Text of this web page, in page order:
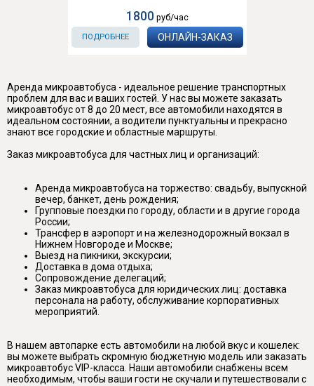
1800 руб/час
ПОДРОБНЕЕ ОНЛАЙН-ЗАКАЗ
Аренда микроавтобуса - идеальное решение транспортных
проблем для вас и ваших гостей. У нас вы можете заказать
микроавтобус от 8 до 20 мест, все автомобили находятся в
идеальном состоянии, а водители пунктуальны и прекрасно
знают все городские и областные маршруты.
Заказ микроавтобуса для частных лиц и организаций:
Аренда микроавтобуса на торжество: свадьбу, выпускной
вечер, банкет, день рождения;
Групповые поездки по городу, области и в другие города
России;
Трансфер в аэропорт и на железнодорожный вокзал в
Нижнем Новгороде и Москве;
Выезд на пикники, экскурсии;
Доставка в дома отдыха;
Сопровождение делегаций;
Заказ микроавтобуса для юридических лиц: доставка
персонала на работу, обслуживание корпоративных
мероприятий.
В нашем автопарке есть автомобили на любой вкус и кошелек:
вы можете выбрать скромную бюджетную модель или заказать
микроавтобус VIP-класса. Наши автомобили снабжены всем
необходимым, чтобы ваши гости не скучали и путешествовали с